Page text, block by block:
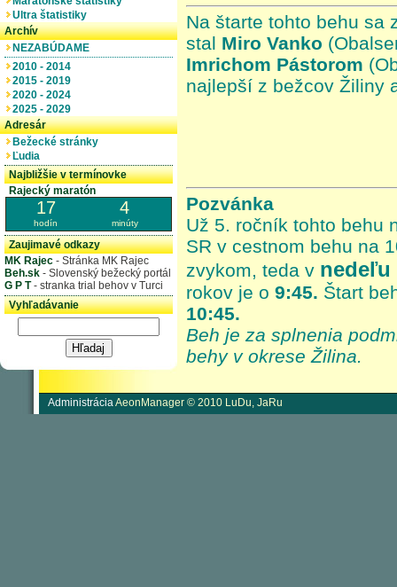
Ultra štatistiky
Archív
NEZABÚDAME
2010 - 2014
2015 - 2019
2020 - 2024
2025 - 2029
Adresár
Bežecké stránky
Ľudia
Najbližšie v termínovke
Rajecký maratón
17
hodín
4
minúty
Zaujimavé odkazy
MK Rajec - Stránka MK Rajec
Beh.sk - Slovenský bežecký portál
G P T- stranka trial behov v Turci
Vyhľadávanie
Na štarte tohto behu sa
stal Miro Vanko
Imrichom Pástorom
najlepší z bežcov Žiliny
Pozvánka
Už 5. ročník tohto behu
SR v cestnom behu na
zvykom, teda v nedeľu
rokov je o 9:45. Štart
10:45.
Beh je za splnenia
behy v okrese Žilina.
AdministráciaAeonManager © 2010 LuDu, JaRu